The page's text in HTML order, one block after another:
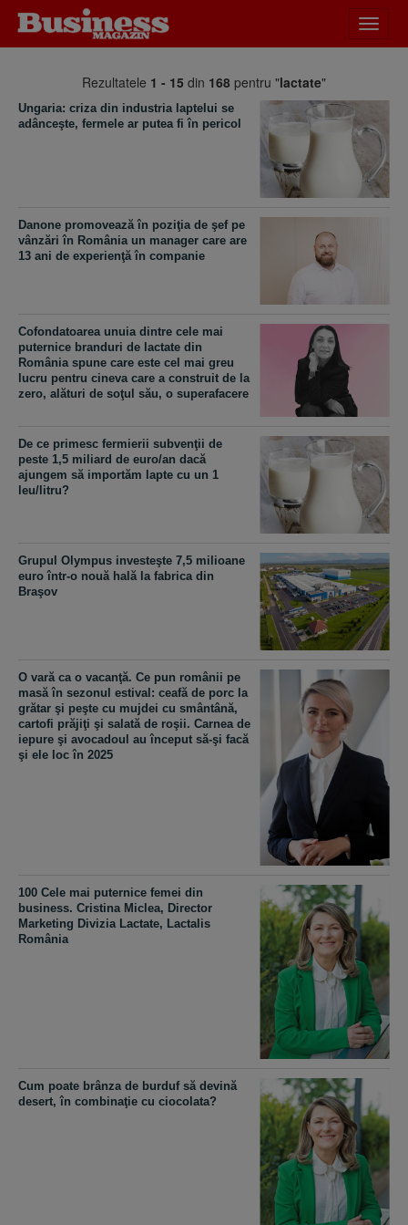
meniu
Rezultatele 1 - 15 din 168 pentru "lactate"
Ungaria: criza din industria laptelui se
adânceşte, fermele ar putea fi în pericol
Danone promovează în poziţia de şef pe
vânzări în România un manager care are
13 ani de experienţă în companie
Cofondatoarea unuia dintre cele mai
puternice branduri de lactate din
România spune care este cel mai greu
lucru pentru cineva care a construit de la
zero, alături de soţul său, o superafacere
De ce primesc fermierii subvenţii de
peste 1,5 miliard de euro/an dacă
ajungem să importăm lapte cu un 1
leu/litru?
Grupul Olympus investeşte 7,5 milioane
euro într-o nouă hală la fabrica din
Braşov
O vară ca o vacanţă. Ce pun românii pe
masă în sezonul estival: ceafă de porc la
grătar şi peşte cu mujdei cu smântână,
cartofi prăjiţi şi salată de roşii. Carnea de
iepure şi avocadoul au început să-şi facă
şi ele loc în 2025
100 Cele mai puternice femei din
business. Cristina Miclea, Director
Marketing Divizia Lactate, Lactalis
România
Cum poate brânza de burduf să devină
desert, în combinaţie cu ciocolata?